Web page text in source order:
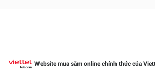
Website mua sắm online chính thức của